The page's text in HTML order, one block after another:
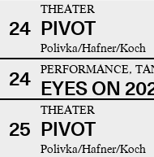
24
THEATER
PIVOT
Polivka/Hafner/Koch
24 PERFORMANCE,
EYES ON
25
THEATER
PIVOT
Polivka/Hafner/Koch